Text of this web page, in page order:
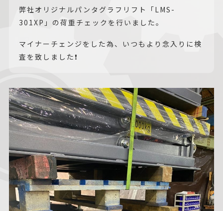
弊社オリジナルパンタグラフリフト「LMS-
301XP」の荷重チェックを行いました。
マイナーチェンジをした為、いつもより念入りに検
査を致しました❗